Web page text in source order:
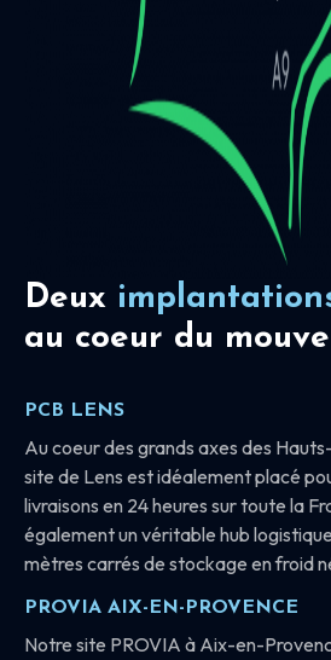
Deux
au coeur du
PCB LENS
Au coeur des grands axes des
site de Lens est idéalement placé
livraisons en 24 heures sur toute la
également un véritable hub
mètres carrés de stockage en froid
PROVIA AIX-EN-PROVENCE
Notre site PROVIA à Aix-en-